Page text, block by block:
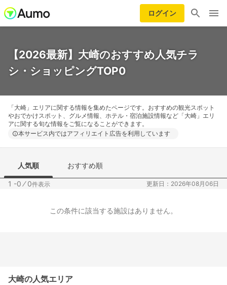
ログイン
【2026最新】大崎のおすすめ人気チラ
シ・ショッピングTOP0
「大崎」エリアに関する情報を集めたページです。おすすめの観光スポット
やおでかけスポット、グルメ情報、ホテル・宿泊施設情報など「大崎」エリ
アに関する旬な情報をご覧になることができます。
本サービス内ではアフィリエイト広告を利用しています
人気順 おすすめ順
1 -0 ⁄0件表示 更新日：2026年08月06日
この条件に該当する施設はありません。
大崎の人気エリア